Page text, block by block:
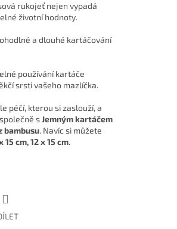
rukojeť nejen vypadá
životní hodnoty.
a dlouhé kartáčování
používání kartáče
srsti vašeho mazlíčka.
péčí, kterou si zaslouží, a
sJemným kartáčem
bambusu. Navíc si můžete
15 cm, 12 x 15 cm.